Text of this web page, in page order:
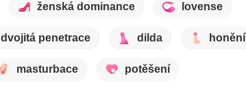
ženská dominance lovense
dvojitá penetrace dilda honění
masturbace potěšení